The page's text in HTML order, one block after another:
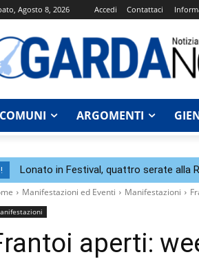
Agosto 8, 2026 Accedi Contattaci
COMUNI ARGOMENTI
! Lonato in Festival, quattro serate alla
Manifestazioni ed Eventi Manifestazioni
aperti: